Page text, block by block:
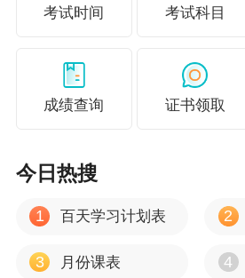
考试时间 考试科目
成绩查询 证书领取
今日热搜
1 百天学习计划表 2
3 月份课表 4